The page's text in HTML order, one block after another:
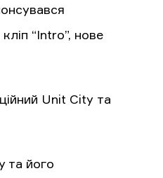
“Intro”, нове
Unit City та
та його